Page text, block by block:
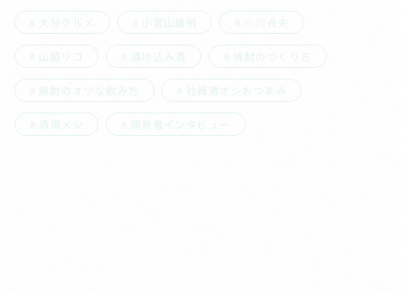
大分グルメ 小宮山雄飛 小川貞夫
山脇リコ 漬け込み酒 焼酎のつくり方
焼酎のオツな飲み方 社員激オシおつまみ
酒場メシ 開発者インタビュー